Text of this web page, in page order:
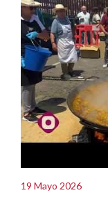
19 Mayo 2026